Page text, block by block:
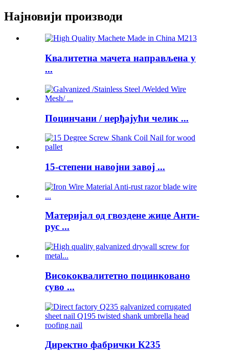
Најновији производи
Квалитетна мачета направљена у
...
Поцинчани / нерђајући челик ...
15-степени навојни завој ...
Материјал од гвоздене жице Анти-
рус ...
Висококвалитетно поцинковано
суво ...
Директно фабрички К235